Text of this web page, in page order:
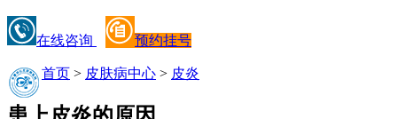
在线咨询 预约挂号
首页 > 皮肤病中心 > 皮炎